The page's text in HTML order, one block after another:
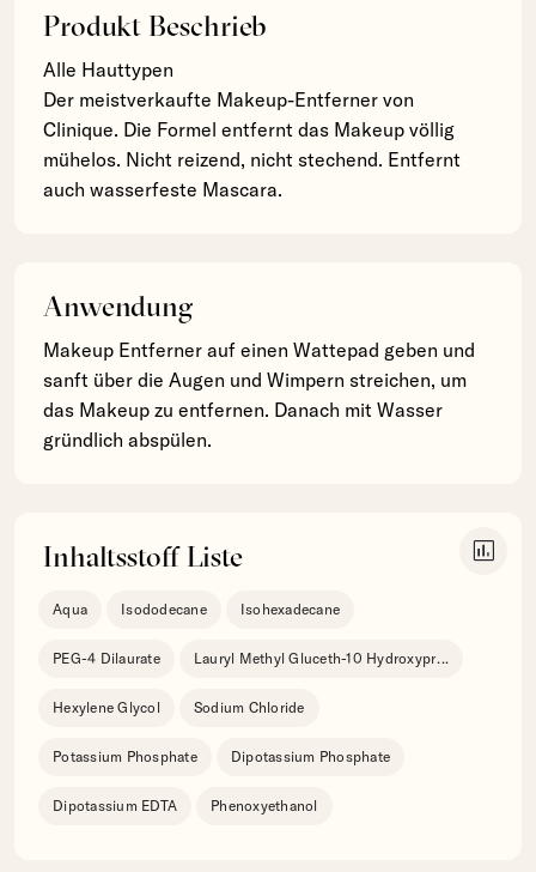
Produkt Beschrieb
Alle Hauttypen
Der meistverkaufte Makeup-Entferner von
Clinique. Die Formel entfernt das Makeup völlig
mühelos. Nicht reizend, nicht stechend. Entfernt
auch wasserfeste Mascara.
Anwendung
Makeup Entferner auf einen Wattepad geben und
sanft über die Augen und Wimpern streichen, um
das Makeup zu entfernen. Danach mit Wasser
gründlich abspülen.
Inhaltsstoff Liste insert_chart
Aqua Isododecane Isohexadecane
PEG-4 Dilaurate Lauryl Methyl Gluceth-10 Hydroxypr...
Hexylene Glycol Sodium Chloride
Potassium Phosphate Dipotassium Phosphate
Dipotassium EDTA Phenoxyethanol